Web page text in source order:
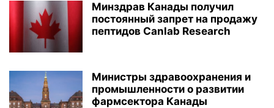
Минздрав Канады получил
постоянный запрет на продажу
пептидов Canlab Research
Министры здравоохранения и
промышленности о развитии
фармсектора Канады